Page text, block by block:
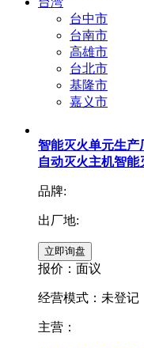
台中市
台南市
高雄市
台北市
基隆市
嘉义市
智能灭火单元生产
自动灭火主机智能
品牌:
出厂地:
报价： 面议
经营模式：未登记
主营：